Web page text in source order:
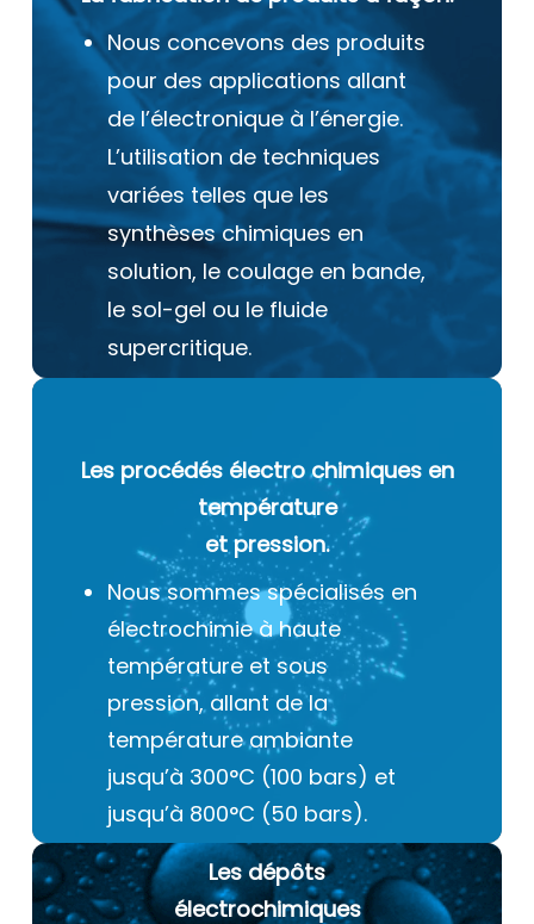
Nous concevons des produits
pour des applications allant
de l’électronique à l’énergie.
L’utilisation de techniques
variées telles que les
synthèses chimiques en
solution, le coulage en bande,
le sol-gel ou le fluide
supercritique.
Les procédés électro chimiques en
température
et pression.
Nous sommes spécialisés en
électrochimie à haute
température et sous
pression, allant de la
température ambiante
jusqu’à 300°C (100 bars) et
jusqu’à 800°C (50 bars).
Les dépôts
électrochimiques